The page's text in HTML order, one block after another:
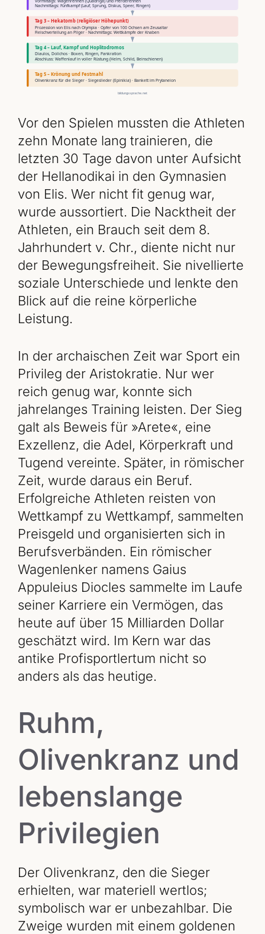
Vor den Spielen mussten die Athleten
zehn Monate lang trainieren, die
letzten 30 Tage davon unter Aufsicht
der Hellanodikai in den Gymnasien
von Elis. Wer nicht fit genug war,
wurde aussortiert. Die Nacktheit der
Athleten, ein Brauch seit dem 8.
Jahrhundert v. Chr., diente nicht nur
der Bewegungsfreiheit. Sie nivellierte
soziale Unterschiede und lenkte den
Blick auf die reine körperliche
Leistung.
In der archaischen Zeit war Sport ein
Privileg der Aristokratie. Nur wer
reich genug war, konnte sich
jahrelanges Training leisten. Der Sieg
galt als Beweis für »Arete«, eine
Exzellenz, die Adel, Körperkraft und
Tugend vereinte. Später, in römischer
Zeit, wurde daraus ein Beruf.
Erfolgreiche Athleten reisten von
Wettkampf zu Wettkampf, sammelten
Preisgeld und organisierten sich in
Berufsverbänden. Ein römischer
Wagenlenker namens Gaius
Appuleius Diocles sammelte im Laufe
seiner Karriere ein Vermögen, das
heute auf über 15 Milliarden Dollar
geschätzt wird. Im Kern war das
antike Profisportlertum nicht so
anders als das heutige.
Ruhm,
Olivenkranz und
lebenslange
Privilegien
Der Olivenkranz, den die Sieger
erhielten, war materiell wertlos;
symbolisch war er unbezahlbar. Die
Zweige wurden mit einem goldenen